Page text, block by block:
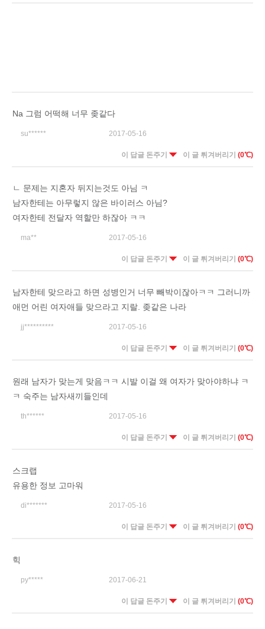
Na 그럼 어떡해 너무 좆같다
su****** 2017-05-16
이 답글 돈주기 이 글 튀겨버리기 (0℃)
ㄴ 문제는 지혼자 뒤지는것도 아님 ㅋ
남자한테는 아무렇지 않은 바이러스 아님?
여자한테 전달자 역할만 하잖아 ㅋㅋ
ma** 2017-05-16
이 답글 돈주기 이 글 튀겨버리기 (0℃)
남자한테 맞으라고 하면 성병인거 너무 빼박이잖아ㅋㅋ 그러니까
애먼 어린 여자애들 맞으라고 지랄. 좆같은 나라
jj********** 2017-05-16
이 답글 돈주기 이 글 튀겨버리기 (0℃)
원래 남자가 맞는게 맞음ㅋㅋ 시발 이걸 왜 여자가 맞아야하냐 ㅋ
ㅋ 숙주는 남자새끼들인데
th****** 2017-05-16
이 답글 돈주기 이 글 튀겨버리기 (0℃)
스크랩
유용한 정보 고마워
di******* 2017-05-16
이 답글 돈주기 이 글 튀겨버리기 (0℃)
힉
py***** 2017-06-21
이 답글 돈주기 이 글 튀겨버리기 (0℃)